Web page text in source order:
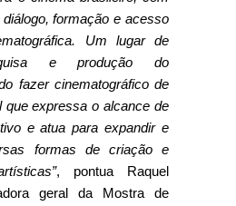
formação e acesso
Um lugar de
e produção do
fazer cinematográfico de
que expressa o alcance de
e atua para expandir e
formas de criação e
, pontua Raquel
geral da Mostra de